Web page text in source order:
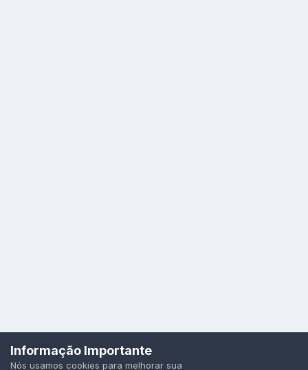
Idioma Política de Privacidade
Todos os direitos reservados.
Informação Importante
Nós usamos cookies para melhorar sua